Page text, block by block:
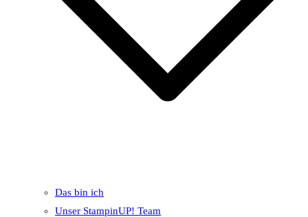
Das bin ich
Unser StampinUP! Team